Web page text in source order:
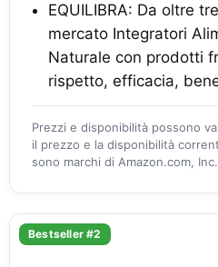
EQUILIBRA: Da oltre
mercato Integratori
Naturale con prodotti
rispetto, efficacia,
Prezzi e disponibilità possono
il prezzo e la disponibilità
sono marchi di Amazon.com,
Bestseller #2